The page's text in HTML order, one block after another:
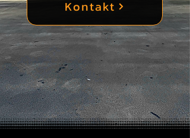
Kontakt